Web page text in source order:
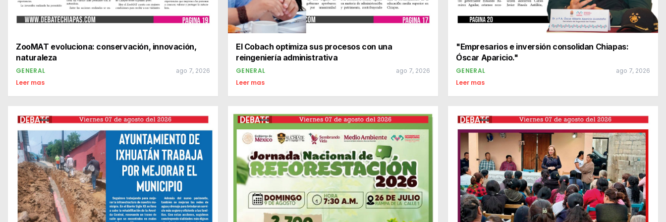
ZooMAT evoluciona: conservación, innovación,
naturaleza
GENERAL ago 7, 2026
Leer mas
El Cobach optimiza sus procesos con una
reingeniería administrativa
GENERAL ago 7, 2026
Leer mas
"Empresarios e inversión consolidan Chiapas:
GENERAL ago 7, 2026
Leer mas